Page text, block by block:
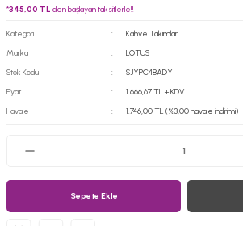
*345,00 TL den başlayan taksitlerle!!
Kategori
Kahve Takımları
Marka
LOTUS
Stok Kodu
SJYPC48ADY
Fiyat
1.666,67 TL + KDV
Havale
1.746,00 TL (%3,00 havale indirimi)
Sepete Ekle